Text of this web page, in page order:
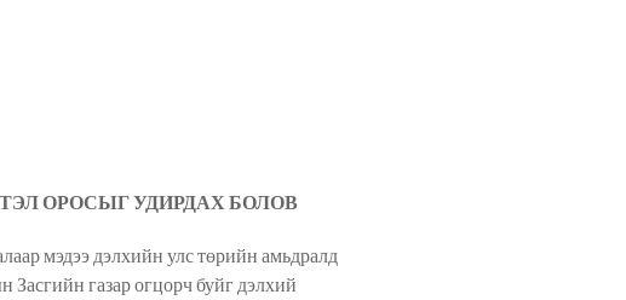
ОРОСЫГ УДИРДАХ БОЛОВ
мэдээ дэлхийн улс төрийн амьдралд
газар огцорч буйг дэлхий